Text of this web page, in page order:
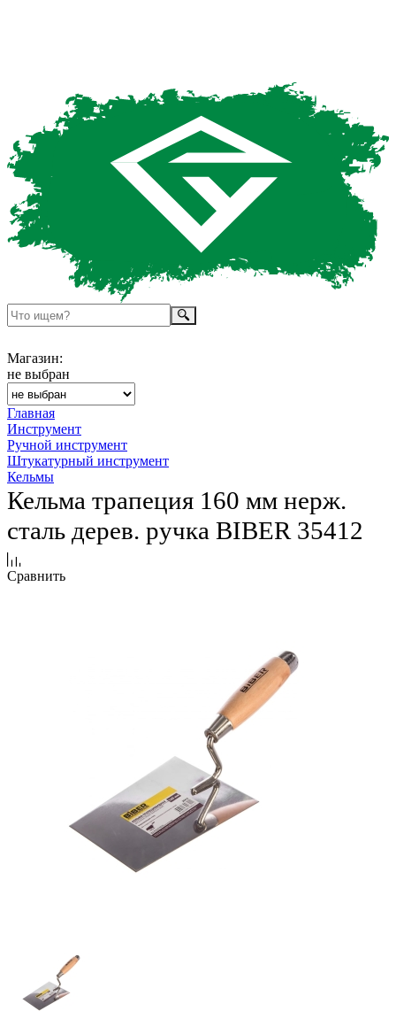
Магазин:
не выбран
Главная
Инструмент
Ручной инструмент
Штукатурный инструмент
Кельмы
Кельма трапеция 160 мм нерж.
сталь дерев. ручка BIBER 35412
Сравнить